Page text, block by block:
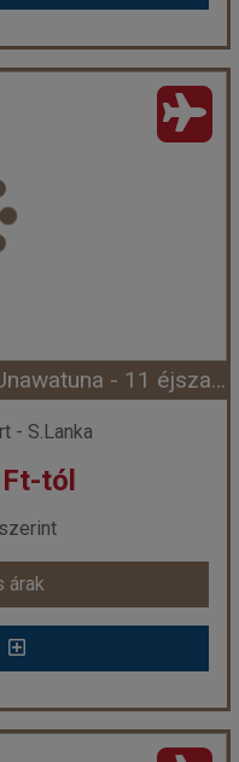
- 5 éjszakás
Hotel ****
Twin Ocean View Room Double
12 | 5 éj
Ft-tól
árak
Araliya Beach Resort & Spa Unawatuna - 11 éjszakás
- S.Lanka
tól
árak
- 11 éjszakás